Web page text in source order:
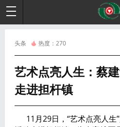
头条 热度： 270
艺术点亮人生：蔡
走进担杆镇
11月29日，“艺术点亮人生